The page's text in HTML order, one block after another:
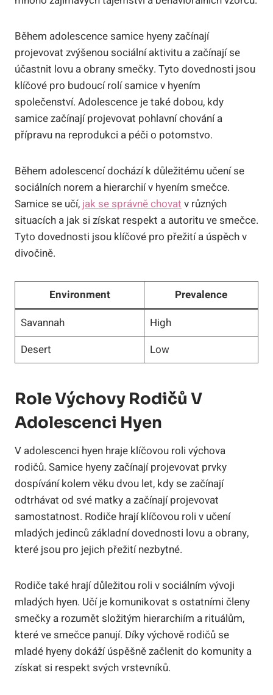
Během adolescence samice hyeny začínají
projevovat zvýšenou sociální aktivitu a začínají se
účastnit lovu a obrany smečky. Tyto dovednosti jsou
klíčové pro budoucí rolí samice v hyením
společenství. Adolescence je také dobou, kdy
samice začínají projevovat pohlavní chování a
přípravu na reprodukci a péči o potomstvo.
Během adolescencí dochází k důležitému učení se
sociálních norem a hierarchií v hyením smečce.
Samice se učí, jak se správně chovat v různých
situacích a jak si získat respekt a autoritu ve smečce.
Tyto dovednosti jsou klíčové pro přežití a úspěch v
divočině.
Environment
Prevalence
Savannah
High
Desert
Low
Role Výchovy Rodičů V
Adolescenci Hyen
V adolescenci hyen hraje klíčovou roli výchova
rodičů. Samice hyeny začínají projevovat prvky
dospívání kolem věku dvou let, kdy se začínají
odtrhávat od své matky a začínají projevovat
samostatnost. Rodiče hrají klíčovou roli v učení
mladých jedinců základní dovednosti lovu a obrany,
které jsou pro jejich přežití nezbytné.
Rodiče také hrají důležitou roli v sociálním vývoji
mladých hyen. Učí je komunikovat s ostatními členy
smečky a rozumět složitým hierarchiím a rituálům,
které ve smečce panují. Díky výchově rodičů se
mladé hyeny dokáží úspěšně začlenit do komunity a
získat si respekt svých vrstevníků.